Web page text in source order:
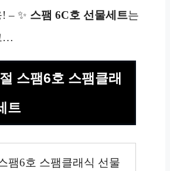
– ✨ 스팸 6C호 선물세트는
…
스팸6호 스팸클래
트
팸6호 스팸클래식 선물